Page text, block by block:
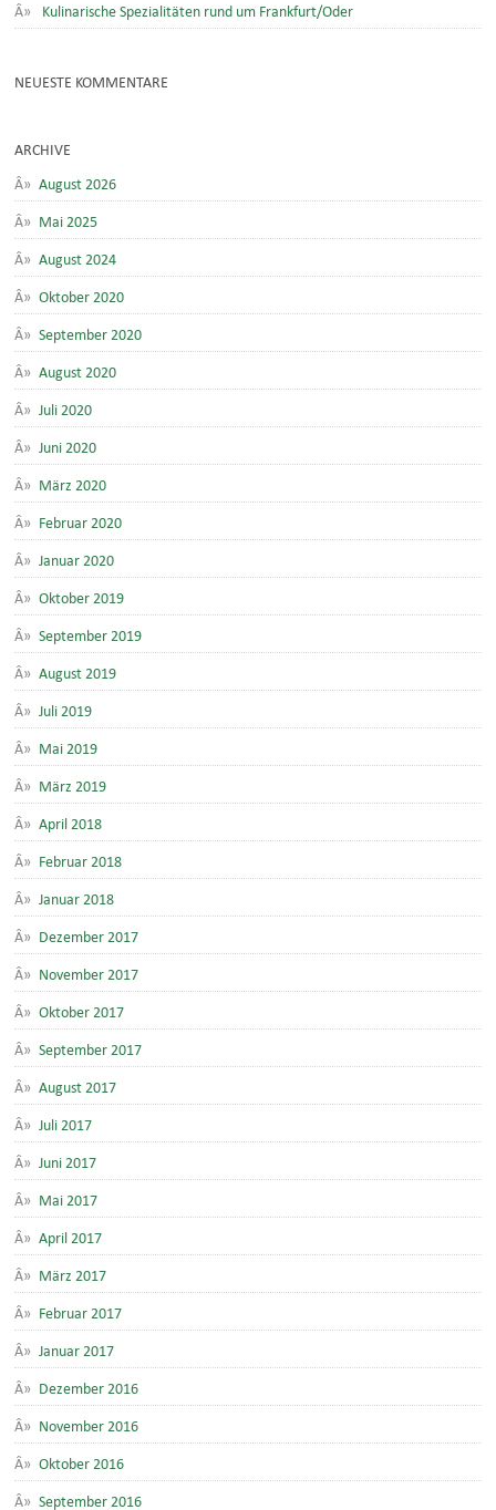
Kulinarische Spezialitäten rund um Frankfurt/Oder
NEUESTE KOMMENTARE
ARCHIVE
August 2026
Mai 2025
August 2024
Oktober 2020
September 2020
August 2020
Juli 2020
Juni 2020
März 2020
Februar 2020
Januar 2020
Oktober 2019
September 2019
August 2019
Juli 2019
Mai 2019
März 2019
April 2018
Februar 2018
Januar 2018
Dezember 2017
November 2017
Oktober 2017
September 2017
August 2017
Juli 2017
Juni 2017
Mai 2017
April 2017
März 2017
Februar 2017
Januar 2017
Dezember 2016
November 2016
Oktober 2016
September 2016